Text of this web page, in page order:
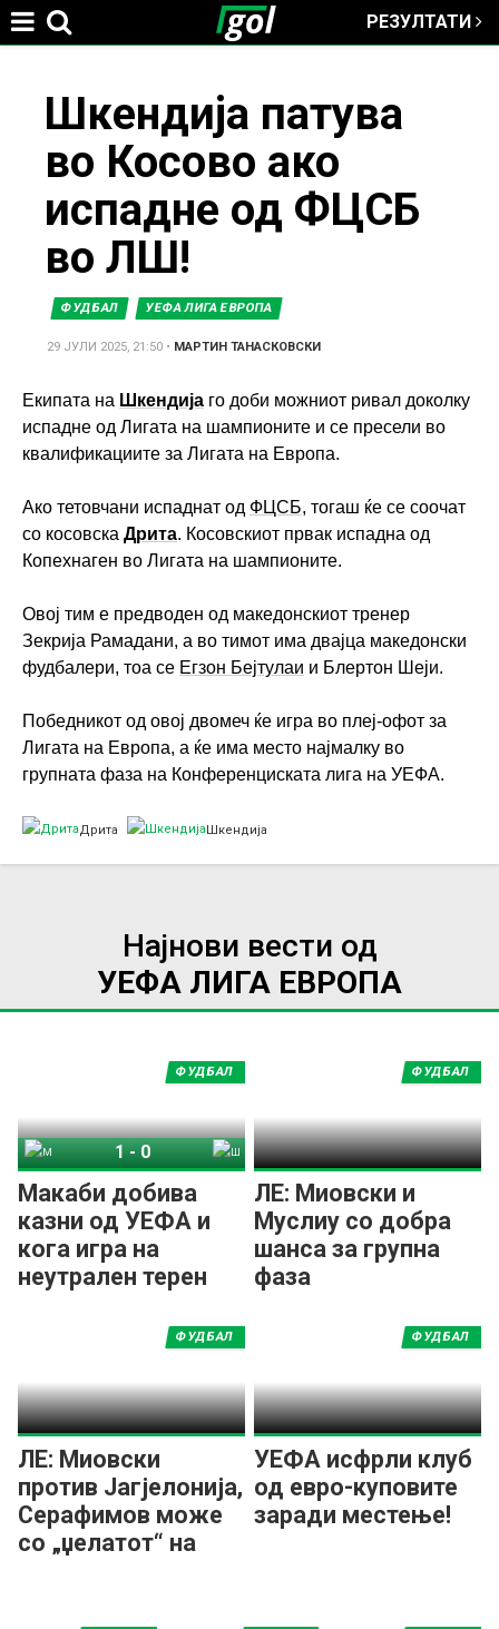
РЕЗУЛТАТИ
here
Шкендија патува
во Косово ако
испадне од ФЦСБ
во ЛШ!
ФУДБАЛ УЕФА ЛИГА ЕВРОПА
29 ЈУЛИ 2025, 21:50 • МАРТИН ТАНАСКОВСКИ
Екипата на Шкендија го доби можниот ривал доколку
испадне од Лигата на шампионите и се пресели во
квалификациите за Лигата на Европа.
Ако тетовчани испаднат од ФЦСБ, тогаш ќе се соочат
со косовска Дрита. Косовскиот првак испадна од
Копехнаген во Лигата на шампионите.
Овој тим е предводен од македонскиот тренер
Зекрија Рамадани, а во тимот има двајца македонски
фудбалери, тоа се Егзон Бејтулаи и Блертон Шеји.
Победникот од овој двомеч ќе игра во плеј-офот за
Лигата на Европа, а ќе има место најмалку во
групната фаза на Конференциската лига на УЕФА.
Дрита Шкендија
Најнови вести од
УЕФА ЛИГА ЕВРОПА
Макаби добива
казни од УЕФА и
кога игра на
неутрален терен
ФУДБАЛ
1 - 0
ЛЕ: Миовски и
Муслиу со добра
шанса за групна
фаза
ФУДБАЛ
ЛЕ: Миовски
против Јагјелонија,
Серафимов може
со „џелатот“ на
ФУДБАЛ
УЕФА исфрли клуб
од евро-куповите
заради местење!
ФУДБАЛ